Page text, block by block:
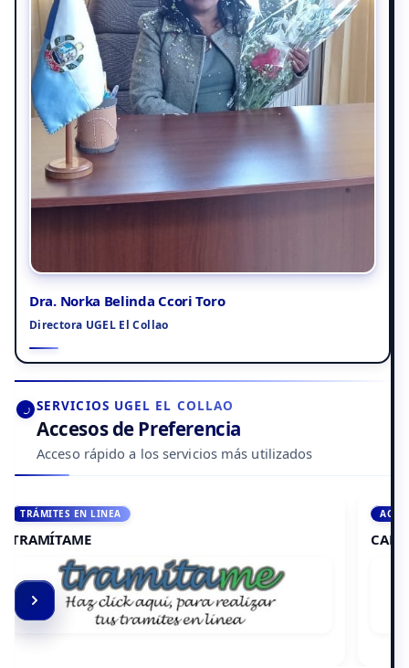
Dra. Norka Belinda Ccori Toro
Directora UGEL El Collao
SERVICIOS UGEL EL COLLAO
Accesos de Preferencia
Acceso rápido a los servicios más utilizados
ACCEDE A AULA VIRTUAL
CAMPUS VIRTUAL